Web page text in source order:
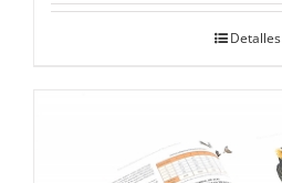
Detalles